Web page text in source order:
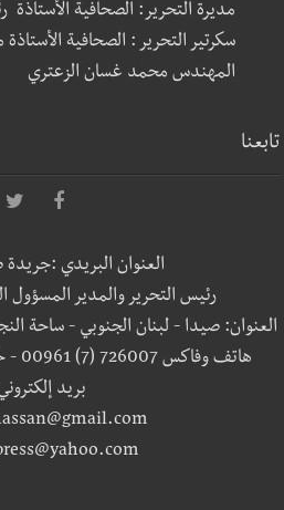
مديرة التحرير: الصحافية
سكرتير التحرير : الصحافية
المهندس محمد غسان الزعتري
تابعنا
العنوان البريدي :جريدة
رئيس التحرير والمدير
العنوان: صيدا - لبنان الجنوبي - ساحة
هاتف وفاكس 726007 (7) 00961 - خليوي 226013 (3) 00961
بريد